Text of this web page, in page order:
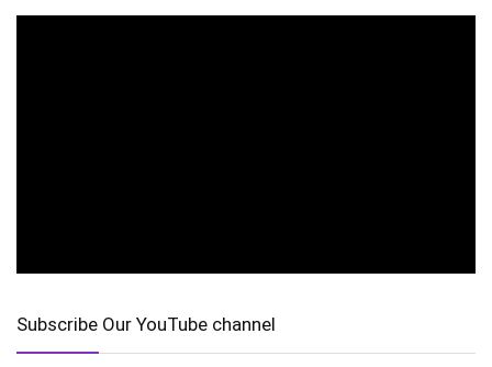
Subscribe Our YouTube channel